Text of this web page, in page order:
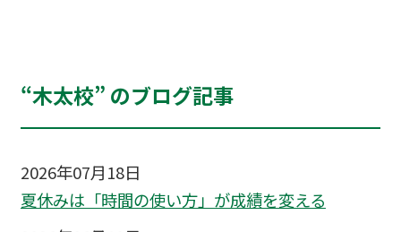
“木太校” のブログ記事
2026年07月18日
夏休みは「時間の使い方」が成績を変える